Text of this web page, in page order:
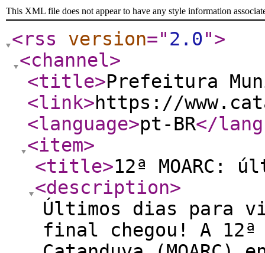
This XML file does not appear to have any style information
<rss version="2.0">
<channel>
<title>Prefeitura
<link>https://
<language>pt-BR</
<item>
<title>12ª MOARC:
<description>
Últimos dias para
final chegou! A 12ª